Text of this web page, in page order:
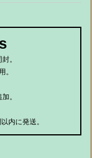
。
。
。
内に発送。